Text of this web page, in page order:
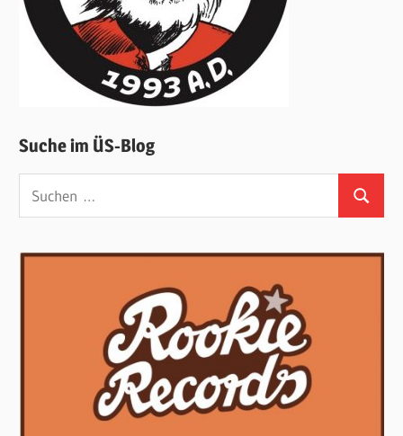
Suche im ÜS-Blog
Suchen
nach:
Suchen